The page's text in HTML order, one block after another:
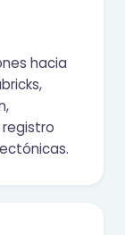
hacia